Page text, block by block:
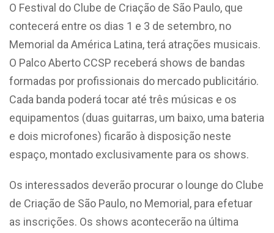
O Festival do Clube de Criação de São Paulo, que
contecerá entre os dias 1 e 3 de setembro, no
Memorial da América Latina, terá atrações musicais.
O Palco Aberto CCSP receberá shows de bandas
formadas por profissionais do mercado publicitário.
Cada banda poderá tocar até três músicas e os
equipamentos (duas guitarras, um baixo, uma bateria
e dois microfones) ficarão à disposição neste
espaço, montado exclusivamente para os shows.
Os interessados deverão procurar o lounge do Clube
de Criação de São Paulo, no Memorial, para efetuar
as inscrições. Os shows acontecerão na última